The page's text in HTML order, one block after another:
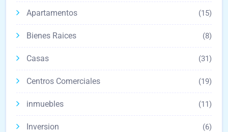
Apartamentos (15)
Bienes Raices (8)
Casas (31)
Centros Comerciales (19)
inmuebles (11)
Inversion (6)